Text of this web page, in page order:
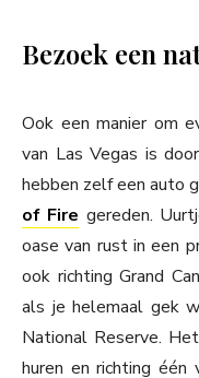
Bezoek een
Ook een manier om
van Las Vegas is
hebben zelf een auto
of Fire gereden.
oase van rust in een
ook richting Grand
als je helemaal gek
National Reserve.
huren en richting